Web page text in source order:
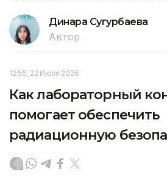
Динара Сугурбаева
Автор
12:56, 22 Июля 2026
Как лабораторный
помогает обеспечить
радиационную